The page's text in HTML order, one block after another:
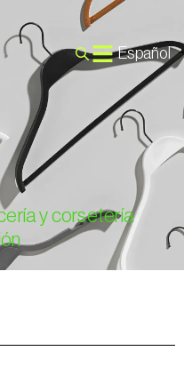
Español
y corsetería